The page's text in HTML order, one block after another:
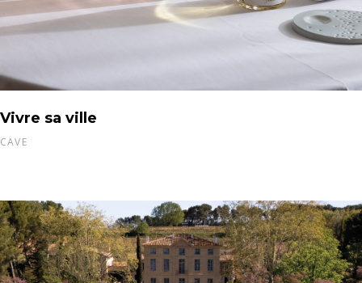
Vivre sa ville
CAVE